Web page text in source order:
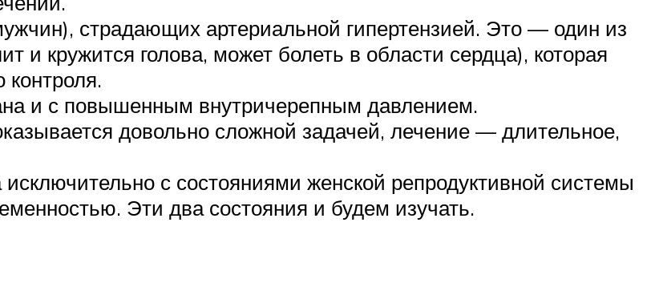
страдающих артериальной гипертензией. Это — один из
и кружится голова, может болеть в области сердца), которая
контроля.
и с повышенным внутричерепным давлением.
довольно сложной задачей, лечение — длительное,
с состояниями женской репродуктивной системы
Эти два состояния и будем изучать.